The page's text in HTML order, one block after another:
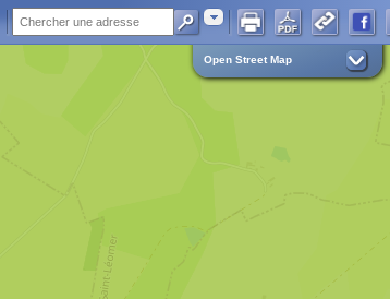
Adresse
Open Street Map